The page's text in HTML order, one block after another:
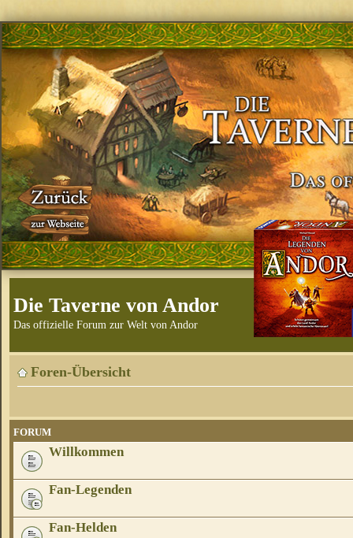
Die Taverne von Andor
Das offizielle Forum zur Welt von Andor
Foren-Übersicht
FORUM
Willkommen
Fan-Legenden
Fan-Helden